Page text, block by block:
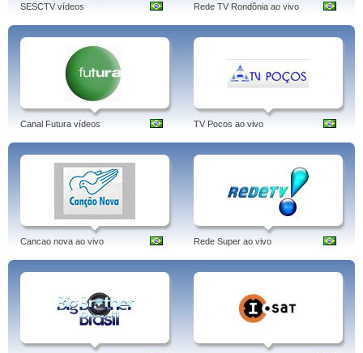
SESCTV vídeos Rede TV Rondônia ao vivo
Canal Futura vídeos TV Pocos ao vivo
Cancao nova ao vivo Rede Super ao vivo